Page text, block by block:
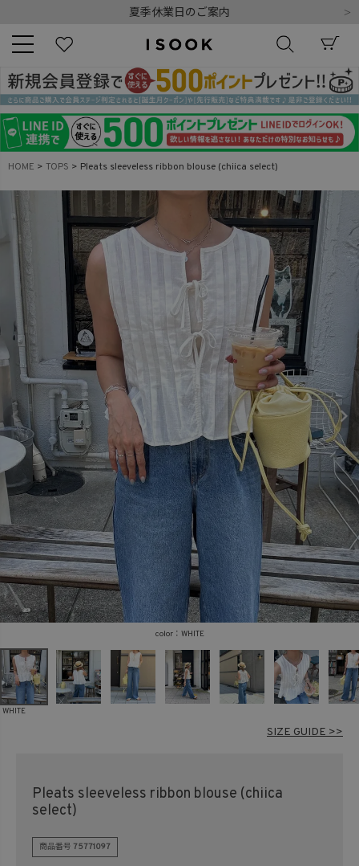
夏季休業日のご案内
10,000円以上ご購入で送料無料
新規会員登録でもれなく500ポイントプレゼント
夏季休業日のご案内
令和8年熊本地震の影響によるお荷物のお届けについて
キーワード
商品番号
販売タイプ
新着 再入荷 SALE
商品タイプ
ORIGINAL HIT ITEM
カラー
〜
HOME TOPS Pleats sleeveless ribbon blouse (chiica select)
WHITE
WHITE
SIZE GUIDE >>
Pleats sleeveless ribbon blouse (chiica
select)
商品番号 75771097